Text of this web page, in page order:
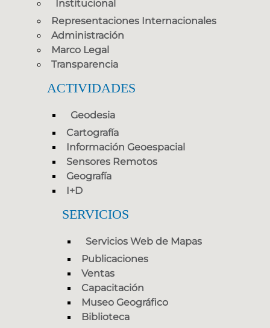
Institucional
Representaciones Internacionales
Administración
Marco Legal
Transparencia
ACTIVIDADES
Geodesia
Cartografía
Información Geoespacial
Sensores Remotos
Geografía
I+D
SERVICIOS
Servicios Web de Mapas
Publicaciones
Ventas
Capacitación
Museo Geográfico
Biblioteca